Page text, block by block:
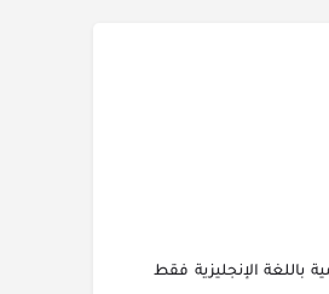
باللغة الإنجليزية فقط